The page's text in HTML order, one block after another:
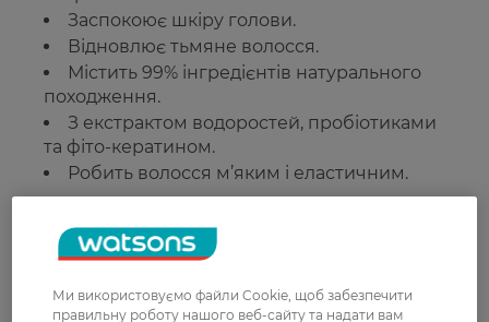
Заспокоює шкіру голови.
Відновлює тьмяне волосся.
Містить 99% інгредієнтів натурального
походження.
З екстрактом водоростей, пробіотиками
та фіто-кератином.
Робить волосся м’яким і еластичним.
Жирної шкіри голови.
Тьмяного волосся, що потребує відновлення.
Ми використовуємо файли Cookie, щоб забезпечити
правильну роботу нашого веб-сайту та надати вам